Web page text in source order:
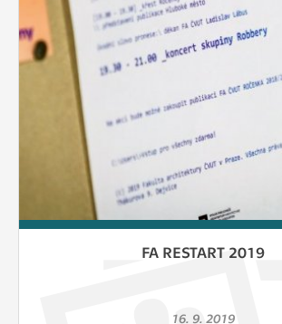
FA RESTART 2019
16. 9. 2019